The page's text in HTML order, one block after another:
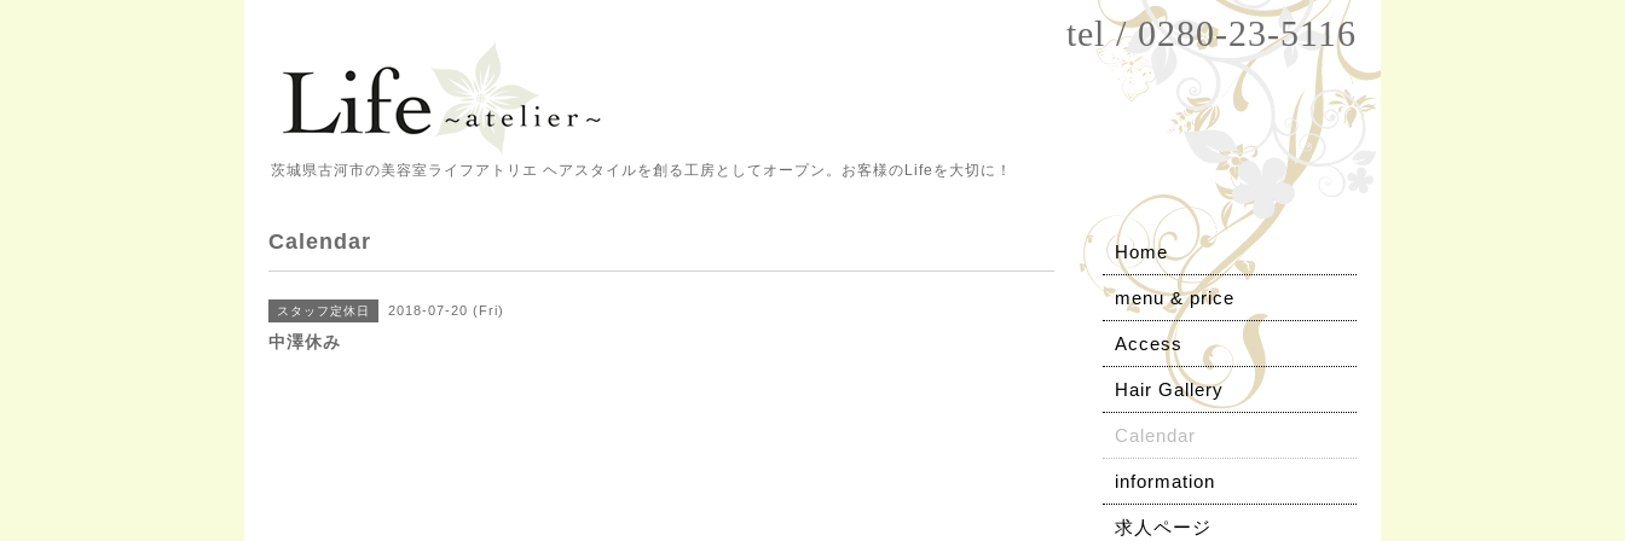
tel / 0280-23-5116
茨城県古河市の美容室ライフアトリエ ヘアスタイルを創る工房としてオープン。お客様のLifeを大切に！
Calendar
スタッフ定休日 2018-07-20 (Fri)
中澤休み
Home
menu & price
Access
Hair Gallery
Calendar
information
求人ページ